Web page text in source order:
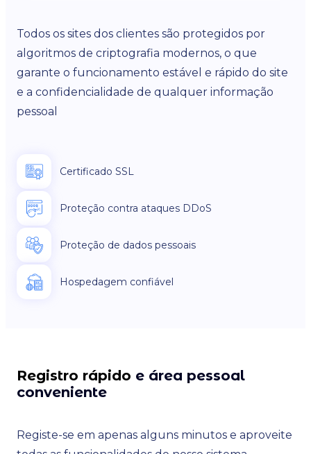
Todos os sites dos clientes são protegidos por
algoritmos de criptografia modernos, o que
garante o funcionamento estável e rápido do site
e a confidencialidade de qualquer informação
pessoal
Certificado SSL
Proteção contra ataques DDoS
Proteção de dados pessoais
Hospedagem confiável
Registro rápido e área pessoal
conveniente
Registe-se em apenas alguns minutos e aproveite